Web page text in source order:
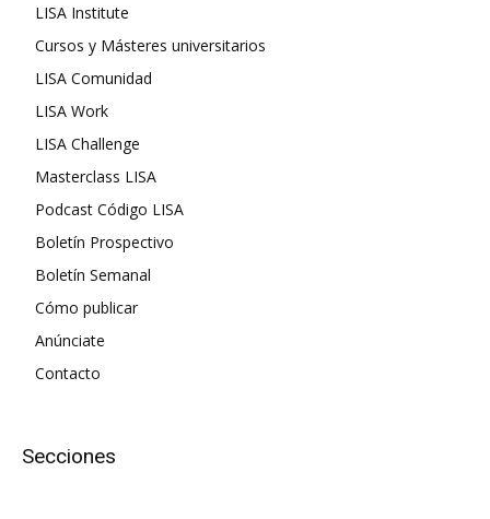
LISA Institute
Cursos y Másteres universitarios
LISA Comunidad
LISA Work
LISA Challenge
Masterclass LISA
Podcast Código LISA
Boletín Prospectivo
Boletín Semanal
Cómo publicar
Anúnciate
Contacto
Secciones